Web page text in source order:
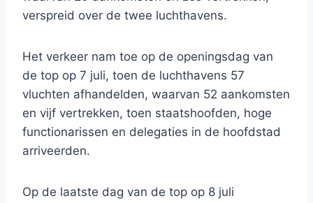
verspreid over de twee luchthavens.
Het verkeer nam toe op de openingsdag van
de top op 7 juli, toen de luchthavens 57
vluchten afhandelden, waarvan 52 aankomsten
en vijf vertrekken, toen staatshoofden, hoge
functionarissen en delegaties in de hoofdstad
arriveerden.
Op de laatste dag van de top op 8 juli